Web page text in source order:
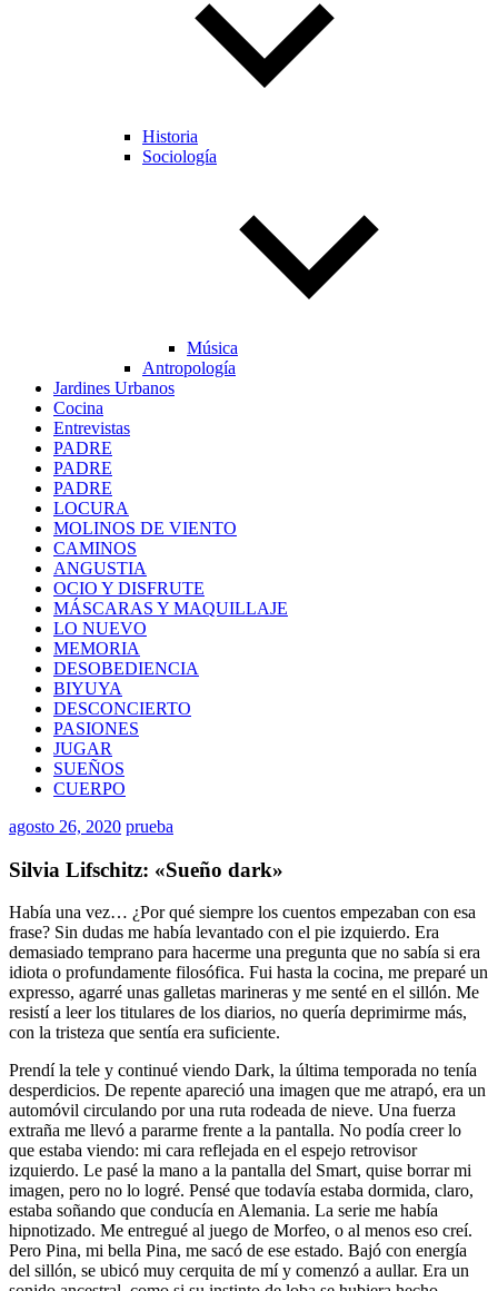
Historia
Sociología
Música
Antropología
Jardines Urbanos
Cocina
Entrevistas
PADRE
PADRE
PADRE
LOCURA
MOLINOS DE VIENTO
CAMINOS
ANGUSTIA
OCIO Y DISFRUTE
MÁSCARAS Y MAQUILLAJE
LO NUEVO
MEMORIA
DESOBEDIENCIA
BIYUYA
DESCONCIERTO
PASIONES
JUGAR
SUEÑOS
CUERPO
agosto 26, 2020 prueba
Silvia Lifschitz: «Sueño dark»
Había una vez… ¿Por qué siempre los cuentos empezaban con esa
frase? Sin dudas me había levantado con el pie izquierdo. Era
demasiado temprano para hacerme una pregunta que no sabía si era
idiota o profundamente filosófica. Fui hasta la cocina, me preparé un
expresso, agarré unas galletas marineras y me senté en el sillón. Me
resistí a leer los titulares de los diarios, no quería deprimirme más,
con la tristeza que sentía era suficiente.
Prendí la tele y continué viendo Dark, la última temporada no tenía
desperdicios. De repente apareció una imagen que me atrapó, era un
automóvil circulando por una ruta rodeada de nieve. Una fuerza
extraña me llevó a pararme frente a la pantalla. No podía creer lo
que estaba viendo: mi cara reflejada en el espejo retrovisor
izquierdo. Le pasé la mano a la pantalla del Smart, quise borrar mi
imagen, pero no lo logré. Pensé que todavía estaba dormida, claro,
estaba soñando que conducía en Alemania. La serie me había
hipnotizado. Me entregué al juego de Morfeo, o al menos eso creí.
Pero Pina, mi bella Pina, me sacó de ese estado. Bajó con energía
del sillón, se ubicó muy cerquita de mí y comenzó a aullar. Era un